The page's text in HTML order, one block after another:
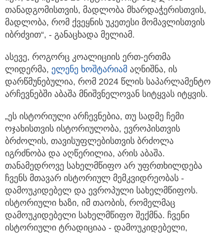
თანადგომისთვის, მადლობა მხარდაჭერისთვის,
მადლობა, რომ ქვეყნის უკეთესი მომავლისთვის
იბრძვით“, - განაცხადა მელიამ.
ასევე, როგორც კოალიციის ერთ-ერთმა
ლიდერმა, ელენე ხოშტარიამ აღნიშნა, ის
დარწმუნებულია, რომ 2024 წლის საპარლამენტო
არჩევნებში აბაშა მნიშვნელოვან სიტყვას იტყვის.
„ეს ისტორიული არჩევნებია, თუ სადმე ჩემი
ოჯახისთვის ისტორიულობა, ევროპისთვის
ბრძოლის, თავისუფლებისთვის ბრძოლა
იგრძნობა და აღწერილია, არის აბაშა.
თანამედროვე სახელმწიფო არ უფრთხილდება
ჩვენს მთავარ ისტორიულ მემკვიდრეობას -
დამოუკიდებელ და ევროპული სახელმწიფოს.
ისტორიული ხაზი, იმ თაობის, რომელმაც
დამოუკიდებელი სახელმწიფო შექმნა. ჩვენი
ისტორიული ტრადიციაა - დამოუკიდებელი,